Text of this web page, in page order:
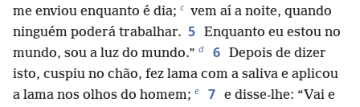
me enviou enquanto é dia; c vem aí a noite, quando
ninguém poderá trabalhar. 5 Enquanto eu estou no
mundo, sou a luz do mundo.” d 6 Depois de dizer
isto, cuspiu no chão, fez lama com a saliva e aplicou
a lama nos olhos do homem; e 7 e disse-lhe: “Vai e